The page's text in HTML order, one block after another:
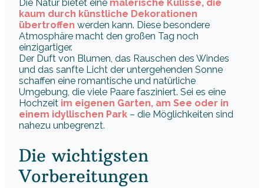
Die Natur bietet eine malerische Kulisse, die
kaum durch künstliche Dekorationen
übertroffen werden kann. Diese besondere
Atmosphäre macht den großen Tag noch
einzigartiger.
Der Duft von Blumen, das Rauschen des Windes
und das sanfte Licht der untergehenden Sonne
schaffen eine romantische und natürliche
Umgebung, die viele Paare fasziniert. Sei es eine
Hochzeit im eigenen Garten, am See oder in
einem idyllischen Park – die Möglichkeiten sind
nahezu unbegrenzt.
Die wichtigsten
Vorbereitungen